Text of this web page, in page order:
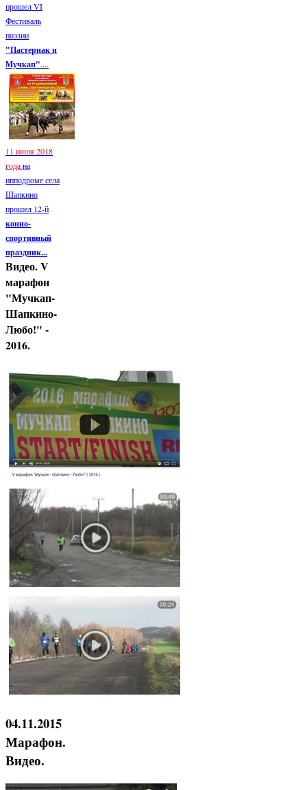
прошел VI
Фестиваль
поэзии
"Пастернак и
Мучкап"....
11 июня 2018
годана
ипподроме села
Шапкино
прошел 12-й
конно-
спортивный
праздник...
Видео. V
марафон
"Мучкап-
Шапкино-
Любо!" -
2016.
04.11.2015
Марафон.
Видео.